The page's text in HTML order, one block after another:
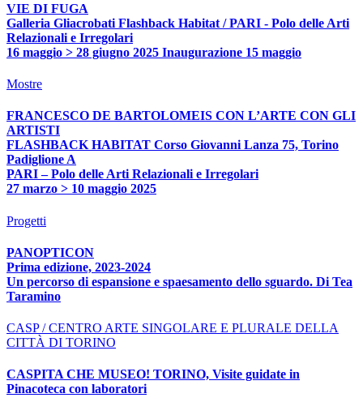
VIE DI FUGA
Galleria Gliacrobati Flashback Habitat / PARI - Polo delle Arti
Relazionali e Irregolari
16 maggio > 28 giugno 2025 Inaugurazione 15 maggio
Mostre
FRANCESCO DE BARTOLOMEIS CON L’ARTE CON GLI
ARTISTI
FLASHBACK HABITAT Corso Giovanni Lanza 75, Torino
Padiglione A
PARI – Polo delle Arti Relazionali e Irregolari
27 marzo > 10 maggio 2025
Progetti
PANOPTICON
Prima edizione, 2023-2024
Un percorso di espansione e spaesamento dello sguardo. Di Tea
Taramino
CASP / CENTRO ARTE SINGOLARE E PLURALE DELLA
CITTÀ DI TORINO
CASPITA CHE MUSEO! TORINO, Visite guidate in
Pinacoteca con laboratori